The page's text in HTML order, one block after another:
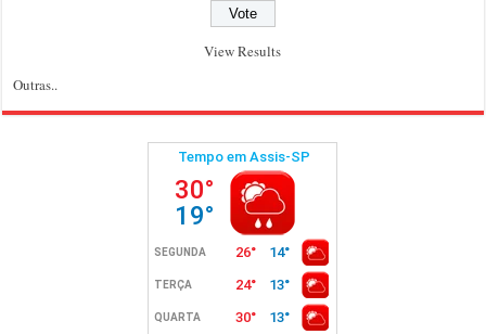
View Results
Outras..